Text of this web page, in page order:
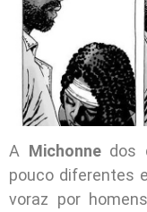
A Michonnedos
pouco diferentes
voraz por